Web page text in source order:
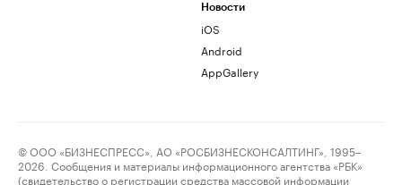
Новости
iOS
Android
AppGallery
© ООО «БИЗНЕСПРЕСС», АО «РОСБИЗНЕСКОНСАЛТИНГ», 1995–
2026. Сообщения и материалы информационного агентства «РБК»
(свидетельство о регистрации средства массовой информации